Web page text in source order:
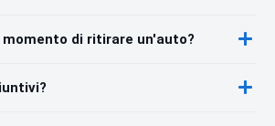
momento di ritirare un'auto?